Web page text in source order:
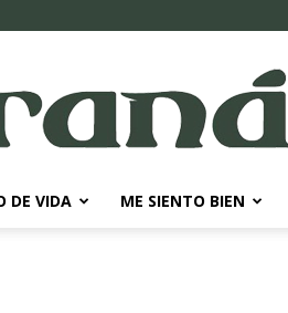
DE VIDA ME SIENTO BIEN